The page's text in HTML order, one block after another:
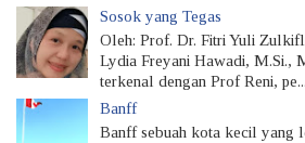
Sosok yang Tegas
Oleh: Prof. Dr. Fitri Yuli
Lydia Freyani Hawadi, M.Si.,
terkenal dengan Prof Reni, pe...
Banff
Banff sebuah kota kecil yang